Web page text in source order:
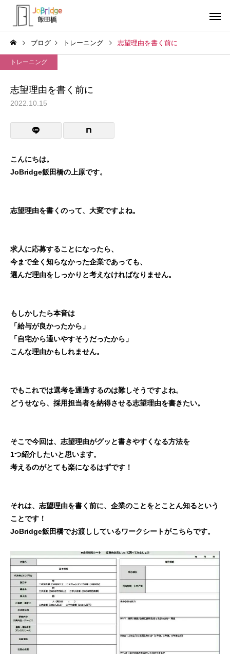
利用者の声
働き続けるための土台
ブログ トレーニング 志望理由を書く前に
トレーニング
志望理由を書く前に
2022.10.15
こんにちは。
JoBridge飯田橋の上原です。
志望理由を書くのって、大変ですよね。
求人に応募することになったら、
今まで全く知らなかった企業であっても、
選んだ理由をしっかりと考えなければなりません。
もしかしたら本音は
「給与が良かったから」
「自宅から通いやすそうだったから」
こんな理由かもしれません。
でもこれでは選考を通過するのは難しそうですよね。
どうせなら、採用担当者を納得させる志望理由を書きたい。
そこで今回は、志望理由がグッと書きやすくなる方法を
1つ紹介したいと思います。
考えるのがとても楽になるはずです！
それは、志望理由を書く前に、企業のことをとことん知るという
ことです！
JoBridge飯田橋でお渡ししているワークシートがこちらです。